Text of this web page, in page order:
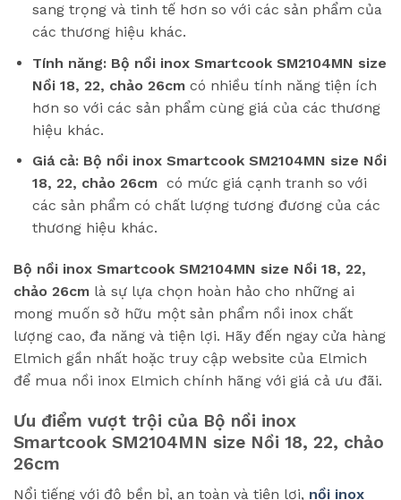
sang trọng và tinh tế hơn so với các sản phẩm của
các thương hiệu khác.
Tính năng: Bộ nồi inox Smartcook SM2104MN size
Nồi 18, 22, chảo 26cmcó nhiều tính năng tiện ích
hơn so với các sản phẩm cùng giá của các thương
hiệu khác.
Giá cả: Bộ nồi inox Smartcook SM2104MN size Nồi
18, 22, chảo 26cm có mức giá cạnh tranh so với
các sản phẩm có chất lượng tương đương của các
thương hiệu khác.
Bộ nồi inox Smartcook SM2104MN size Nồi 18, 22,
chảo 26cm là sự lựa chọn hoàn hảo cho những ai
mong muốn sở hữu một sản phẩm nồi inox chất
lượng cao, đa năng và tiện lợi. Hãy đến ngay cửa hàng
Elmich gần nhất hoặc truy cập website của Elmich
để mua nồi inox Elmich chính hãng với giá cả ưu đãi.
Ưu điểm vượt trội của Bộ nồi inox
Smartcook SM2104MN size Nồi 18, 22, chảo
26cm
Nổi tiếng với độ bền bỉ, an toàn và tiện lợi, nồi inox